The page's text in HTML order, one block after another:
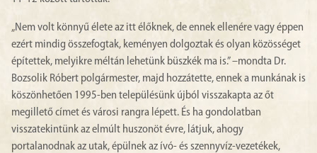
„Nem volt könnyű élete az itt élőknek, de ennek ellenére vagy éppen
ezért mindig összefogtak, keményen dolgoztak és olyan közösséget
építettek, melyikre méltán lehetünk büszkék ma is.” –mondta Dr.
Bozsolik Róbert polgármester, majd hozzátette, ennek a munkának is
köszönhetően 1995-ben településünk újból visszakapta az őt
megillető címet és városi rangra lépett. És ha gondolatban
visszatekintünk az elmúlt huszonöt évre, látjuk, ahogy
portalanodnak az utak, épülnek az ívó- és szennyvíz-vezetékek,